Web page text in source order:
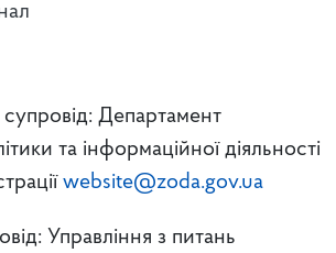
Департамент
та інформаційної діяльності
website@zoda.gov.ua
Управління з питань